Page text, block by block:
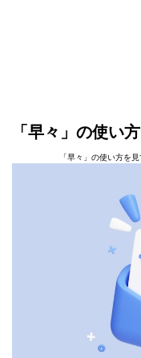
「早々」の使い方
「早々」の使い方を